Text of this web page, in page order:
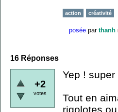
action créativité
posée par thanh
16 Réponses
+2
votes
Yep !
Tout en
rigolotes